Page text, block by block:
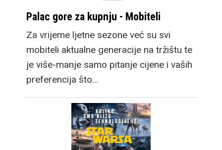
Palac gore za kupnju - Mobiteli
Za vrijeme ljetne sezone već su svi
mobiteli aktualne generacije na tržištu te
je više-manje samo pitanje cijene i vaših
preferencija što…